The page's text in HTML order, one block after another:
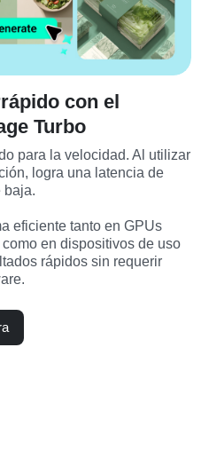
con el
Turbo
para la velocidad. Al utilizar
logra una latencia de
baja.
eficiente tanto en GPUs
en dispositivos de uso
rápidos sin requerir